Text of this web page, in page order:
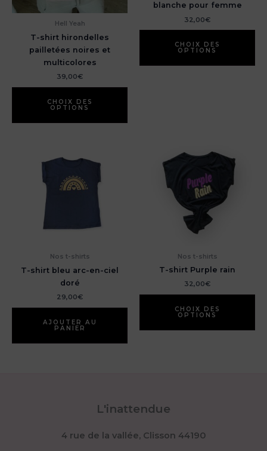
Hell Yeah
T-shirt hirondelles
pailletées noires et
multicolores
39,00€
CHOIX DES
OPTIONS
Ce
blanche pour femme
32,00€
CHOIX DES
OPTIONS
Ce
Nos t-shirts
T-shirt bleu arc-en-ciel
doré
29,00€
AJOUTER AU
PANIER
Nos t-shirts
T-shirt Purple rain
32,00€
CHOIX DES
OPTIONS
Ce
L'inattendue
4 rue de la vallée, Clisson 44190